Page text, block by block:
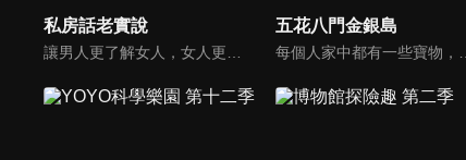
私房話老實說 五花八門金銀島